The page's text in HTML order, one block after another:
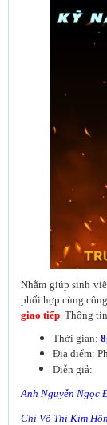
Nhằm giúp sinh
phối hợp cùng
giao tiếp . Thông
Thời gian:
Địa điểm:
Diễn giả:
Anh Nguyễn Ngọc
Chị Võ Thị Kim